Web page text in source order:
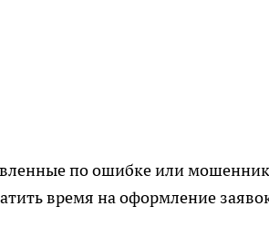
по ошибке или
время на оформление